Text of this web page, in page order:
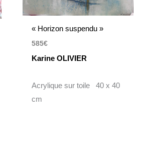
« Horizon suspendu »
585€
Karine OLIVIER
Acrylique sur toile 40 x 40
cm